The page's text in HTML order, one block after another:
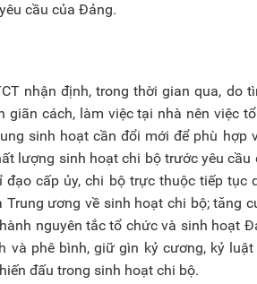
cầu của Đảng.
nhận định, trong thời gian qua, do
giãn cách, làm việc tại nhà nên việc
sinh hoạt cần đổi mới để phù hợp
lượng sinh hoạt chi bộ trước yêu
đạo cấp ủy, chi bộ trực thuộc tiếp tục
ương về sinh hoạt chi bộ; tăng
nguyên tắc tổ chức và sinh hoạt
và phê bình, giữ gìn kỷ cương, kỷ
đấu trong sinh hoạt chi bộ.